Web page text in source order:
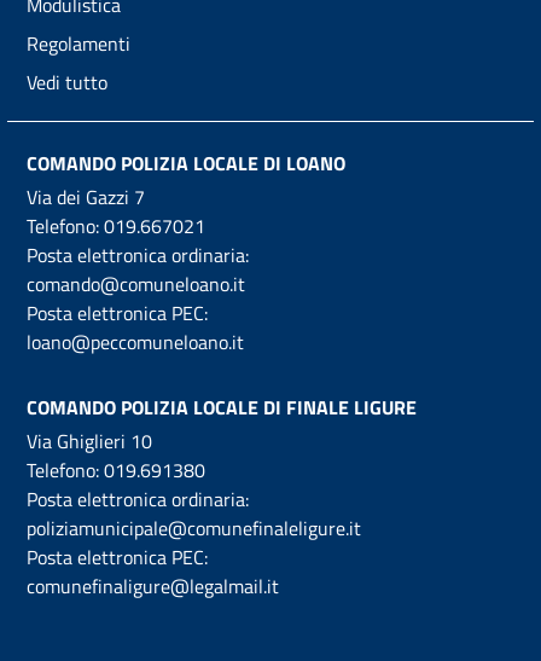
Regolamenti
Vedi tutto
COMANDO POLIZIA LOCALE DI LOANO
Via dei Gazzi 7
Telefono:019.667021
Posta elettronica ordinaria:
comando@comuneloano.it
Posta elettronica PEC:
loano@peccomuneloano.it
COMANDO POLIZIA LOCALE DI FINALE LIGURE
Via Ghiglieri 10
Telefono:019.691380
Posta elettronica ordinaria:
poliziamunicipale@comunefinaleligure.it
Posta elettronica PEC:
comunefinaligure@legalmail.it